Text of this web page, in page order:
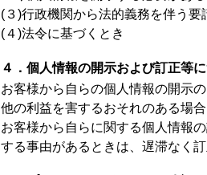
(３)行政機関から法的義務を伴う要
(４)法令に基づくとき
４．個人情報の開示および訂正等
お客様から自らの個人情報の開示
他の利益を害するおそれのある場
お客様から自らに関する個人情報
する事由があるときは、遅滞なく